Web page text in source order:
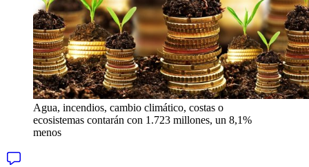
Agua, incendios, cambio climático, costas o
ecosistemas contarán con 1.723 millones, un 8,1%
menos